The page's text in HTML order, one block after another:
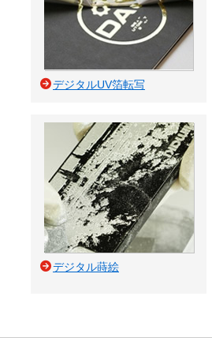
デジタルUV箔転写
デジタル蒔絵